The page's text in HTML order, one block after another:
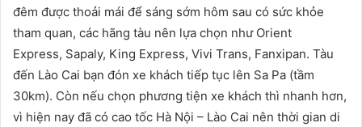
đêm được thoải mái để sáng sớm hôm sau có sức khỏe
tham quan, các hãng tàu nên lựa chọn như Orient
Express, Sapaly, King Express, Vivi Trans, Fanxipan. Tàu
đến Lào Cai bạn đón xe khách tiếp tục lên Sa Pa (tầm
30km). Còn nếu chọn phương tiện xe khách thì nhanh hơn,
vì hiện nay đã có cao tốc Hà Nội – Lào Cai nên thời gian di